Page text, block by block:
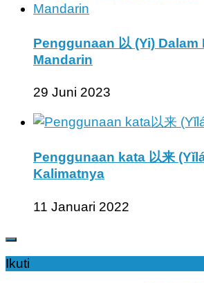
Penggunaan 以 (Yi) Dalam
Mandarin
29 Juni 2023
Penggunaan kata 以来
Kalimatnya
11 Januari 2022
Ikuti